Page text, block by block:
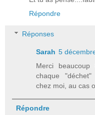
Répondre
Réponses
Sarah 5
Merci
chaque
chez moi, au cas
Répondre